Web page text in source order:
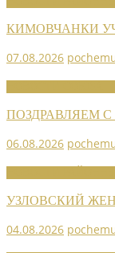
КИМОВЧАНКИ
07.08.2026
ПОЗДРАВЛЯЕМ
06.08.2026
УЗЛОВСКИЙ
04.08.2026